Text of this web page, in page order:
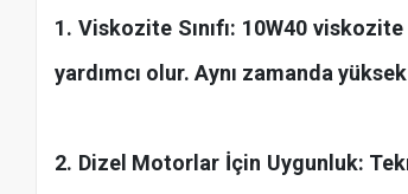
1. Viskozite Sınıfı: 10W40
yardımcı olur. Aynı zamanda
2. Dizel Motorlar İçin Uygunluk: